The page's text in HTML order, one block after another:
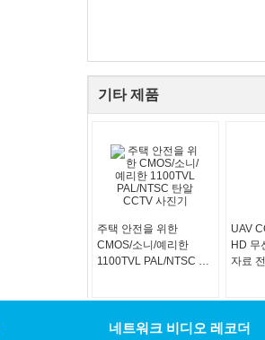
기타 제품
주택 안전을 위한
CMOS/소니/예리한
1100TVL PAL/NTSC 탄
UAV
HD 무
자료
네트워크 비디오 레코더